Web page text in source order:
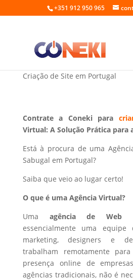
+351 912 950 965
Web Design no Sabugal
Criação de Site em Portugal
Contrate a Coneki para
Virtual: A Solução Prática para
Está à procura de uma
Sabugal em Portugal?
Saiba que veio ao lugar certo!
O que é uma Agência Virtual?
Uma agência de Web
essencialmente uma equipe
marketing, designers e
trabalham remotamente
presença online de
agências tradicionais, não é